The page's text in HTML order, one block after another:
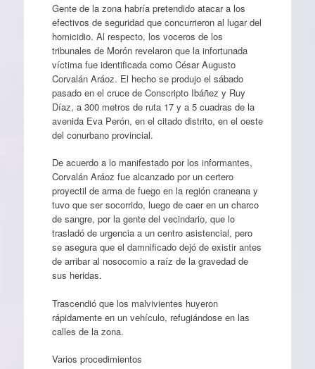
Gente de la zona habría pretendido atacar a los
efectivos de seguridad que concurrieron al lugar del
homicidio. Al respecto, los voceros de los
tribunales de Morón revelaron que la infortunada
víctima fue identificada como César Augusto
Corvalán Aráoz. El hecho se produjo el sábado
pasado en el cruce de Conscripto Ibáñez y Ruy
Díaz, a 300 metros de ruta 17 y a 5 cuadras de la
avenida Eva Perón, en el citado distrito, en el oeste
del conurbano provincial.
De acuerdo a lo manifestado por los informantes,
Corvalán Aráoz fue alcanzado por un certero
proyectil de arma de fuego en la región craneana y
tuvo que ser socorrido, luego de caer en un charco
de sangre, por la gente del vecindario, que lo
trasladó de urgencia a un centro asistencial, pero
se asegura que el damnificado dejó de existir antes
de arribar al nosocomio a raíz de la gravedad de
sus heridas.
Trascendió que los malvivientes huyeron
rápidamente en un vehículo, refugiándose en las
calles de la zona.
Varios procedimientos